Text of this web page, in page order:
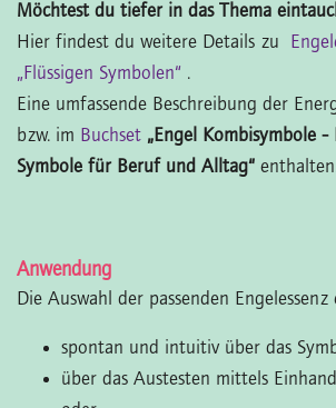
Möchtest du tiefer in das Thema
Hier findest du weitere Details zu
„Flüssigen Symbolen“ .
Eine umfassende Beschreibung der
bzw. im Buchset „Engel Kombisymbole
Symbole für Beruf und Alltag“
Anwendung
Die Auswahl der passenden
spontan und intuitiv über das
über das Austesten mittels